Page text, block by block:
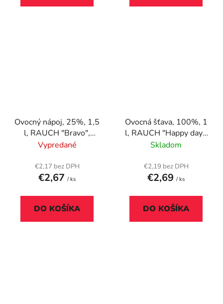
Ovocný nápoj, 25%, 1,5
l, RAUCH "Bravo",
broskyňa
Vypredané
€2,17 bez DPH
€2,67 / ks
DO KOŠÍKA
Ovocná šťava, 100%, 1
l, RAUCH "Happy day",
červený multivitamín
Skladom
€2,19 bez DPH
€2,69 / ks
DO KOŠÍKA